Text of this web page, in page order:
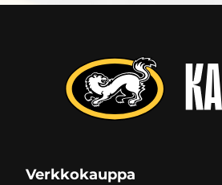
Verkkokauppa